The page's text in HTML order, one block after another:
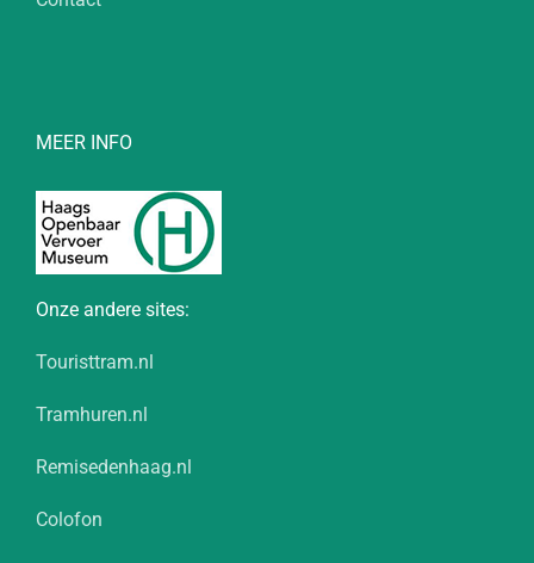
MEER INFO
Onze andere sites:
Touristtram.nl
Tramhuren.nl
Remisedenhaag.nl
Colofon